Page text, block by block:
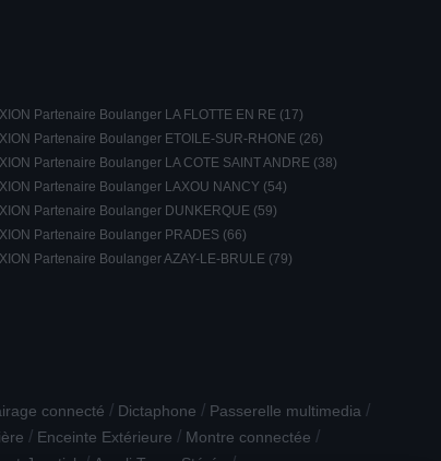
Partenaire Boulanger LA FLOTTE EN RE (17)
Partenaire Boulanger ETOILE-SUR-RHONE (26)
Partenaire Boulanger LA COTE SAINT ANDRE (38)
Partenaire Boulanger LAXOU NANCY (54)
Partenaire Boulanger DUNKERQUE (59)
Partenaire Boulanger PRADES (66)
Partenaire Boulanger AZAY-LE-BRULE (79)
connecté / Dictaphone / Passerelle multimedia /
/ Enceinte Extérieure / Montre connectée /